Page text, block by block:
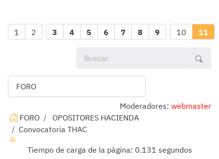
1 2 3 4 5 6 7 8 9 10 11
Moderadores: webmaster
FORO
OPOSITORES HACIENDA
Convocatoria THAC
Tiempo de carga de la página: 0.131 segundos